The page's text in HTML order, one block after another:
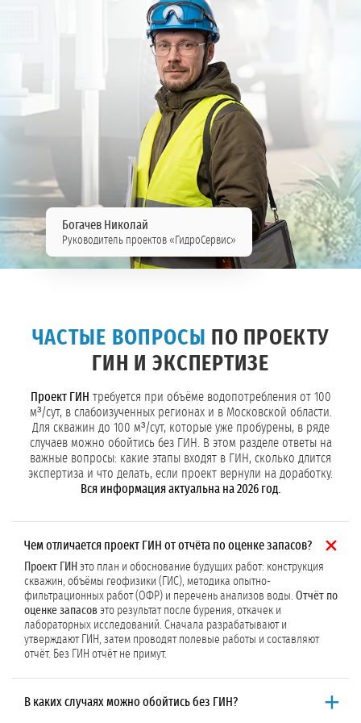
Богачев Николай
Руководитель проектов «ГидроСервис»
ЧАСТЫЕ ВОПРОСЫ
ПО ПРОЕКТУ
ГИН И ЭКСПЕРТИЗЕ
Проект ГИН требуется при объёме водопотребления от 100
м³/сут, в слабоизученных регионах и в Московской области.
Для скважин до 100 м³/сут, которые уже пробурены, в ряде
случаев можно обойтись без ГИН. В этом разделе ответы на
важные вопросы: какие этапы входят в ГИН, сколько длится
экспертиза и что делать, если проект вернули на доработку.
Вся информация актуальна на 2026 год.
Чем отличается проект ГИН от отчёта по оценке запасов?
Проект ГИН это план и обоснование будущих работ: конструкция
скважин, объёмы геофизики (ГИС), методика опытно-
фильтрационных работ (ОФР) и перечень анализов воды. Отчёт по
оценке запасов это результат после бурения, откачек и
лабораторных исследований. Сначала разрабатывают и
утверждают ГИН, затем проводят полевые работы и составляют
отчёт. Без ГИН отчёт не примут.
В каких случаях можно обойтись без ГИН?